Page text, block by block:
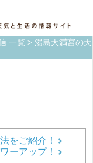
一覧 > 湯島天満宮の天
をご紹介！
ーアップ！